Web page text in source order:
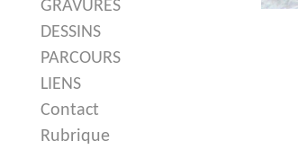
GRAVURES
DESSINS
PARCOURS
LIENS
Contact
Rubrique